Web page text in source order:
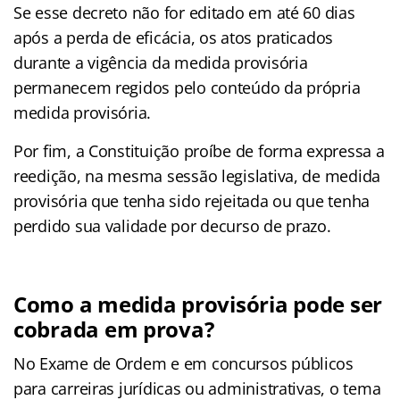
Se esse decreto não for editado em até 60 dias
após a perda de eficácia, os atos praticados
durante a vigência da medida provisória
permanecem regidos pelo conteúdo da própria
medida provisória.
Por fim, a Constituição proíbe de forma expressa a
reedição, na mesma sessão legislativa, de medida
provisória que tenha sido rejeitada ou que tenha
perdido sua validade por decurso de prazo.
Como a medida provisória pode ser
cobrada em prova?
No Exame de Ordem e em concursos públicos
para carreiras jurídicas ou administrativas, o tema